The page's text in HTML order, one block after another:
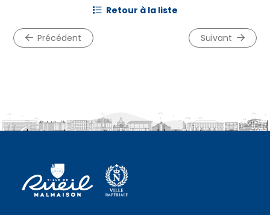
précédent
retour à la liste
suivant